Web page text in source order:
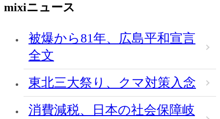
mixiニュース
被爆から81年、広島平和宣言
全文
東北三大祭り、クマ対策入念
消費減税、日本の社会保障岐